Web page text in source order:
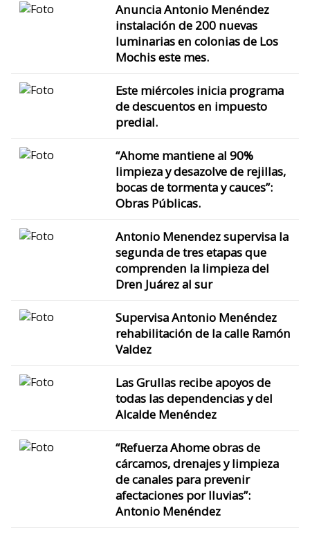
Anuncia Antonio Menéndez
instalación de 200 nuevas
luminarias en colonias de Los
Mochis este mes.
Este miércoles inicia programa
de descuentos en impuesto
predial.
“Ahome mantiene al 90%
limpieza y desazolve de rejillas,
bocas de tormenta y cauces”:
Obras Públicas.
Antonio Menendez supervisa la
segunda de tres etapas que
comprenden la limpieza del
Dren Juárez al sur
Supervisa Antonio Menéndez
rehabilitación de la calle Ramón
Valdez
Las Grullas recibe apoyos de
todas las dependencias y del
Alcalde Menéndez
“Refuerza Ahome obras de
cárcamos, drenajes y limpieza
de canales para prevenir
afectaciones por lluvias”:
Antonio Menéndez